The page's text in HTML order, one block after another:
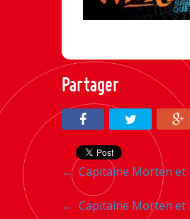
Partager
Navigation
entre
←Capitaine Morten et
Navigation
← Capitaine Morten et